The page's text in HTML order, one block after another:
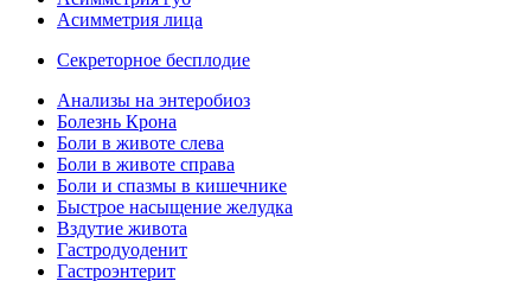
Асимметрия лица
Секреторное бесплодие
Анализы на энтеробиоз
Болезнь Крона
Боли в животе слева
Боли в животе справа
Боли и спазмы в кишечнике
Быстрое насыщение желудка
Вздутие живота
Гастродуоденит
Гастроэнтерит